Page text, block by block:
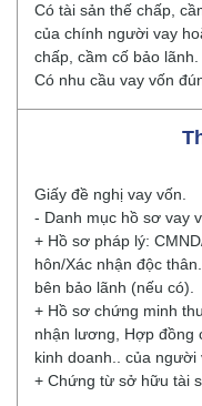
Có tài sản thế chấp,
của chính người vay
chấp, cầm cố bảo lãnh.
Có nhu cầu vay vốn
Giấy đề nghị vay vốn.
- Danh mục hồ sơ vay
+ Hồ sơ pháp lý:
hôn/Xác nhận độc
bên bảo lãnh (nếu có).
+ Hồ sơ chứng minh
nhận lương, Hợp đồng
kinh doanh.. của người
+ Chứng từ sở hữu tài